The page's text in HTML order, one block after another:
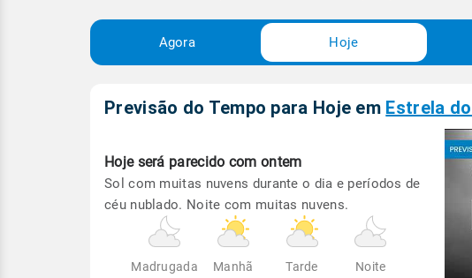
Agora Hoje
Previsão do Tempo para Hoje em Estrela
Hoje será parecido com ontem
Sol com muitas nuvens durante o dia e períodos de
céu nublado. Noite com muitas nuvens.
Madrugada Manhã Tarde Noite